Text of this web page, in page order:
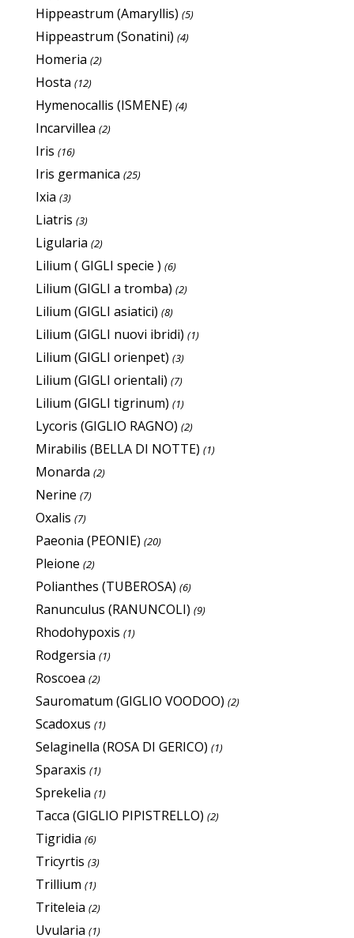
Hippeastrum (Amaryllis) (5)
Hippeastrum (Sonatini) (4)
Homeria (2)
Hosta (12)
Hymenocallis (ISMENE) (4)
Incarvillea (2)
Iris (16)
Iris germanica (25)
Ixia (3)
Liatris (3)
Ligularia (2)
Lilium ( GIGLI specie ) (6)
Lilium (GIGLI a tromba) (2)
Lilium (GIGLI asiatici) (8)
Lilium (GIGLI nuovi ibridi) (1)
Lilium (GIGLI orienpet) (3)
Lilium (GIGLI orientali) (7)
Lilium (GIGLI tigrinum) (1)
Lycoris (GIGLIO RAGNO) (2)
Mirabilis (BELLA DI NOTTE) (1)
Monarda (2)
Nerine (7)
Oxalis (7)
Paeonia (PEONIE) (20)
Pleione (2)
Polianthes (TUBEROSA) (6)
Ranunculus (RANUNCOLI) (9)
Rhodohypoxis (1)
Rodgersia (1)
Roscoea (2)
Sauromatum (GIGLIO VOODOO) (2)
Scadoxus (1)
Selaginella (ROSA DI GERICO) (1)
Sparaxis (1)
Sprekelia (1)
Tacca (GIGLIO PIPISTRELLO) (2)
Tigridia (6)
Tricyrtis (3)
Trillium (1)
Triteleia (2)
Uvularia (1)